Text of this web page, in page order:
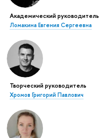
Академический руководитель
Ломакина Евгения Сергеевна
Творческий руководитель
Хромов Григорий Павлович